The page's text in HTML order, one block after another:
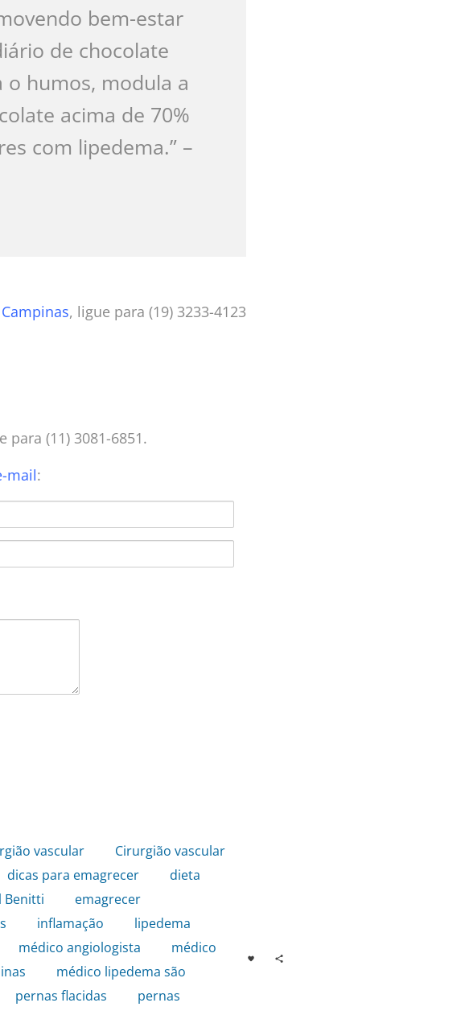
bem-estar
de chocolate
humos, modula a
acima de 70%
com lipedema.” –
Campinas, ligue para (19) 3233-4123
para (11) 3081-6851.
mail:
vascular
Cirurgião vascular
dicas para emagrecer dieta
Benitti emagrecer
inflamação lipedema
médico angiologista
médico
médico lipedema são
pernas flacidas
pernas